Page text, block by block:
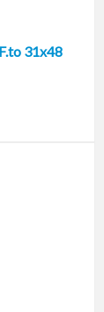
31x48